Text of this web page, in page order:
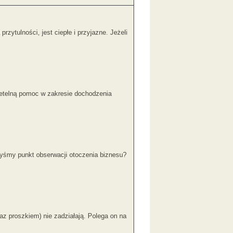
jest ciepłe i przyjazne. Jeżeli
pomoc w zakresie dochodzenia
punkt obserwacji otoczenia biznesu?
proszkiem) nie zadziałają. Polega on na